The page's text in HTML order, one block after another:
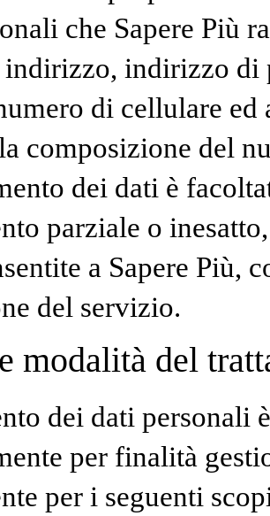
che Sapere Più
indirizzo, indirizzo di
di cellulare
composizione del
dei dati è
parziale o
a Sapere Più,
del servizio.
modalità del
dei dati personali
per finalità
per i seguenti